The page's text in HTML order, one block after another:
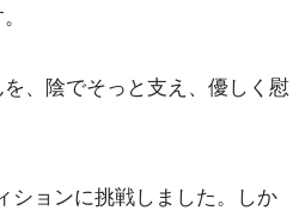
、陰でそっと支え、優しく慰
ションに挑戦しました。しか